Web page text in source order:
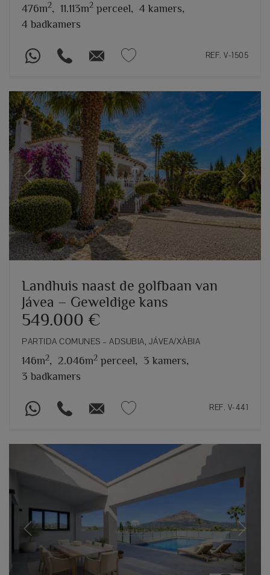
476m2, 11.113m2 perceel, 4 kamers,
4 badkamers
REF. V-1505
Previous Next
Landhuis naast de golfbaan van
Jávea – Geweldige kans
549.000 €
PARTIDA COMUNES – ADSUBIA, JÁVEA/XÀBIA
146m2, 2.046m2 perceel, 3 kamers,
3 badkamers
REF. V-441
Previous Next